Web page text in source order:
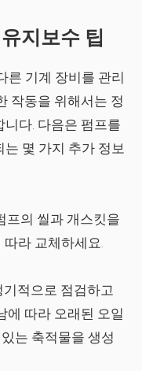
지보수 팁
른 기계 장비를 관리
작동을 위해서는 정
다. 다음은 펌프를
몇 가지 추가 정보
프의 씰과 개스킷을
라 교체하세요.
적으로 점검하고
에 따라 오래된 오일
는 축적물을 생성